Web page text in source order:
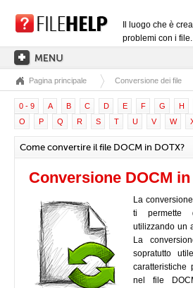
Il luogo che è
problemi con i file.
PAGINA PRINCIPALE
CATEGORIE DELLE ESTENSIONI
CATEGORIE DEI DRIVER
FILE DLL
CONVERSIONI DI FILE
SOFTWARE
Pagina principale Conversione dei file
0 - 9 A B C D E F G H
O
P Q R S T U V W
Come convertire il file DOCM in DOTX?
Conversione DOCM in
La
ti permette
utilizzando un
La
sopratutto
caratteristiche
nel file